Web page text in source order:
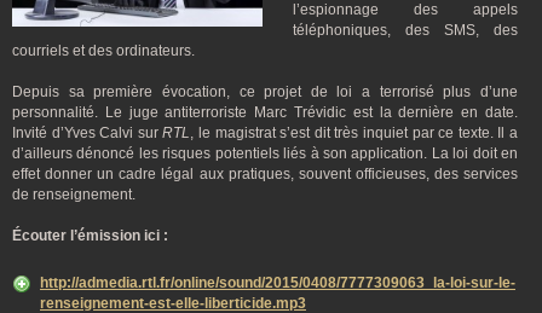
l’espionnage des appels
téléphoniques, des SMS, des
courriels et des ordinateurs.
Depuis sa première évocation, ce projet de loi a terrorisé plus d’une
personnalité. Le juge antiterroriste Marc Trévidic est la dernière en date.
Invité d’Yves Calvi surRTL, le magistrat s’est dit très inquiet par ce texte. Il a
d’ailleurs dénoncé les risques potentiels liés à son application. La loi doit en
effet donner un cadre légal aux pratiques, souvent officieuses, des services
de renseignement.
Écouter l’émission ici :
http://admedia.rtl.fr/online/sound/2015/0408/7777309063_la-loi-sur-le-
renseignement-est-elle-liberticide.mp3